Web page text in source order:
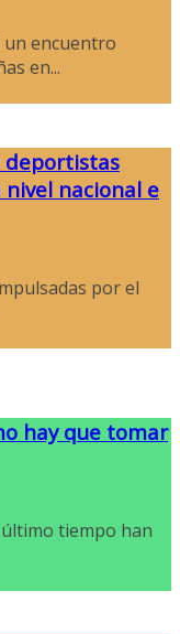
un encuentro
en...
deportistas
nacional e
por el
hay que tomar
tiempo han